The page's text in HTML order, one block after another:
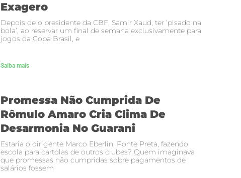
Exagero
Depois de o presidente da CBF, Samir Xaud, ter ‘pisado na
bola’, ao reservar um final de semana exclusivamente para
jogos da Copa Brasil, e
Saiba mais
Promessa Não Cumprida De
Rômulo Amaro Cria Clima De
Desarmonia No Guarani
Estaria o dirigente Marco Eberlin, Ponte Preta, fazendo
escola para cartolas de outros clubes? Quem imaginava
que promessas não cumpridas sobre pagamentos de
salários fossem